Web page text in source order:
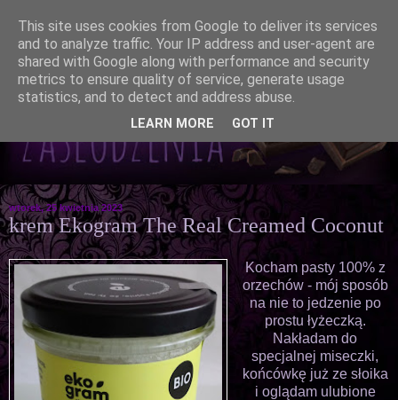
wtorek, 25 kwietnia 2023
krem Ekogram The Real Creamed Coconut
Kocham pasty 100% z
orzechów - mój sposób
na nie to jedzenie po
prostu łyżeczką.
Nakładam do
specjalnej miseczki,
końcówkę już ze słoika
i oglądam ulubione
This site uses cookies from Google to deliver its services
and to analyze traffic. Your IP address and user-agent are
shared with Google along with performance and security
metrics to ensure quality of service, generate usage
statistics, and to detect and address abuse.
LEARN MORE GOT IT